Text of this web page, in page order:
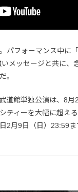
パフォーマンス中に
メッセージと共に、
。
道館単独公演は、8
ティーを大幅に超え
2月9日（日）23:59